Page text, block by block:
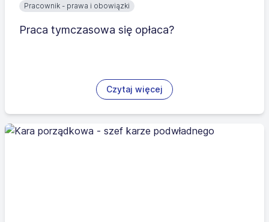
Pracownik - prawa i obowiązki
Praca tymczasowa się opłaca?
Czytaj więcej